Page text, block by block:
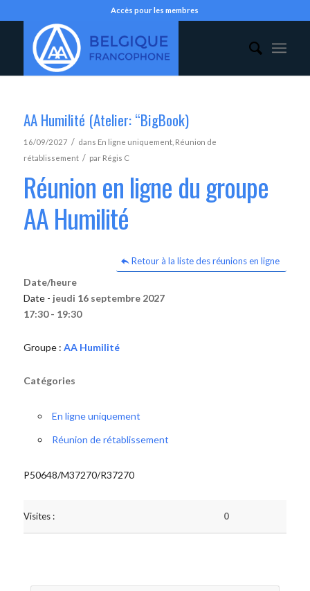
Accès pour les membres
AA Humilité (Atelier: “BigBook)
16/09/2027 / dans En ligne uniquement, Réunion de
rétablissement / par Régis C
Réunion en ligne du groupe
AA Humilité
Retour à la liste des réunions en ligne
Date/heure
Date - jeudi 16 septembre 2027
17:30 - 19:30
Groupe : AA Humilité
Catégories
En ligne uniquement
Réunion de rétablissement
P50648/M37270/R37270
Visites : 0